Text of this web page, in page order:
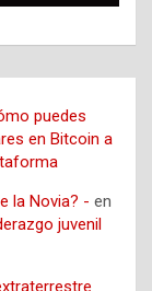
puedes
en Bitcoin a
la Novia? - en
juvenil